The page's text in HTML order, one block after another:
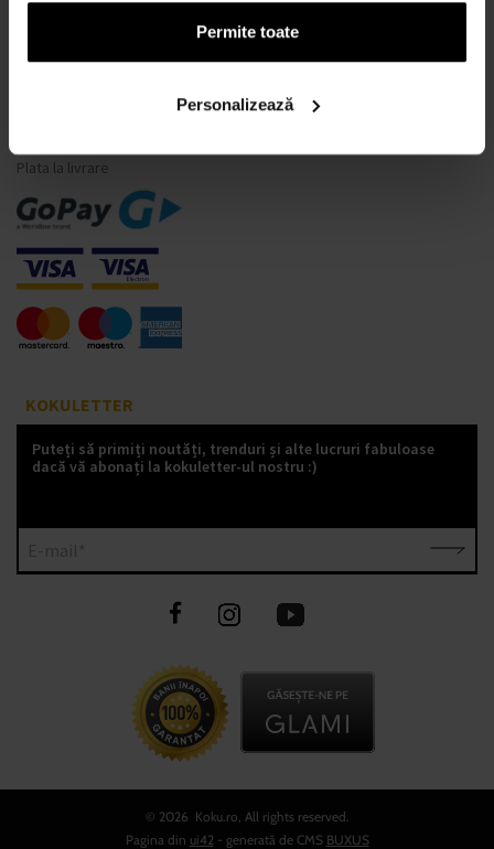
Permite toate
Personalizează
Plata la livrare
KOKULETTER
Puteți să primiți noutăți, trenduri și alte lucruri fabuloase
dacă vă abonați la kokuletter-ul nostru :)
© 2026 Koku.ro, All rights reserved.
Pagina din ui42 - generată de CMS BUXUS